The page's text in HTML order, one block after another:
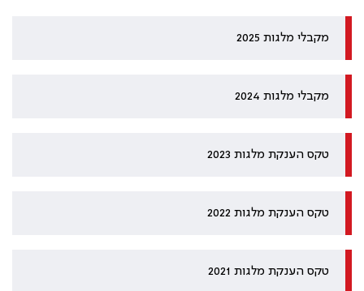
מקבלי מלגות 2025
מקבלי מלגות 2024
טקס הענקת מלגות 2023
טקס הענקת מלגות 2022
טקס הענקת מלגות 2021